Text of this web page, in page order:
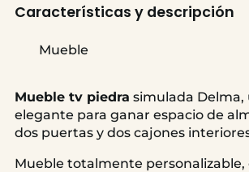
Características y descripción
Mueble
Mueble tv piedra simulada Delma,
elegante para ganar espacio de
dos puertas y dos cajones
Mueble totalmente personalizable,